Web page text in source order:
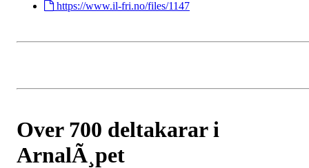
https://www.il-fri.no/files/1147
Over 700 deltakarar i
ArnalÃ¸pet